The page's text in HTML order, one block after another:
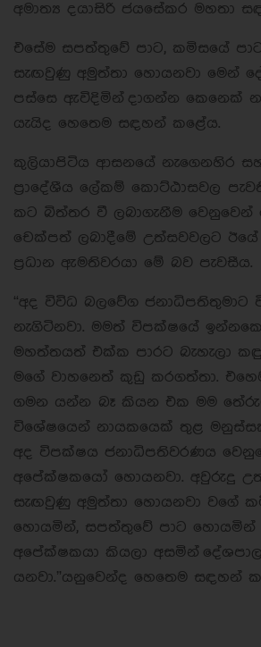
අමාත්‍ය දයාසිරි ජයසේකර මහතා
එසේම සපත්තුවේ පාට, කමිසයේ
සැඟවුණු අමුත්තා හොයනවා මෙන්
පස්සෙ ඇවිදිමින් දාගන්න කෙනෙක්
යැයිද හෙතෙම සඳහන් කළේය.
කුලියාපිටිය ආසනයේ නැගෙනහිර
ප්‍රාදේශීය ලේකම් කොට්ඨාසවල
කට බිත්තර වී ලබාගැනීම
චෙක්පත් ලබාදීමේ උත්සවවලට ඊයේ
ප්‍රධාන ඇමතිවරයා මේ බව පැවසීය.
“අද විවිධ බලවේග ජනාධිපතිතුමාට
නැගිටිනවා. මමත් විපක්ෂයේ
මහත්තයත් එක්ක පාරට බැහැලා
මගේ වාහනෙත් කුඩු කරගත්තා.
ගමන යන්න බෑ කියන එක මම
විශේෂයෙන් නායකයෙක් තුළ
අද විපක්ෂය ජනාධිපතිවරණය
අපේක්ෂකයෝ හොයනවා. අවුරුදු
සැඟවුණු අමුත්තා හොයනවා වගේ
හොයමින්, සපත්තුවේ පාට හොයමින්
අපේක්ෂකයා කියලා අසමින්
යනවා.”යනුවෙන්ද හෙතෙම සඳහන්